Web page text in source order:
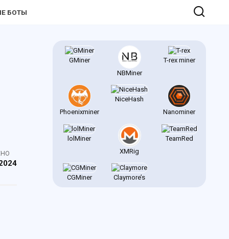
БОТЫ
GMiner
NBMiner
T-rex miner
Phoenixminer
NiceHash
Nanominer
lolMiner
XMRig
TeamRed
CGMiner Claymore’s